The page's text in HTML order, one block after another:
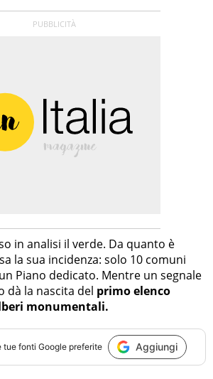
in analisi il verde. Da quanto è
la sua incidenza: solo 10 comuni
Piano dedicato. Mentre un segnale
dà la nascita del primo elenco
monumentali.
tue fonti Google preferite Aggiungi